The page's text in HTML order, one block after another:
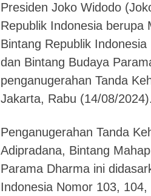
Presiden Joko Widodo
Republik Indonesia berupa
Bintang Republik
dan Bintang Budaya
penganugerahan Tanda
Jakarta, Rabu (14/08/2024).
Penganugerahan Tanda
Adipradana, Bintang
Parama Dharma ini
Indonesia Nomor 103,